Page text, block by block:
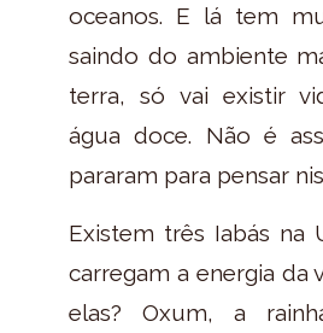
oceanos. E lá tem
saindo do ambiente
terra, só vai existir
água doce. Não é
pararam para pensar
Existem três Iabás na
carregam a energia da
elas? Oxum, a